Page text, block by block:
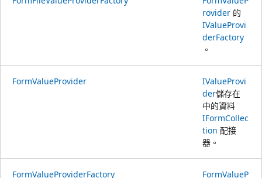
rovider 的
IValueProvi
derFactory
。
FormValueProvider
IValueProvi
der儲存在
中的資料
IFormCollec
tion 配接
器。
FormValueProviderFactory
FormValueP